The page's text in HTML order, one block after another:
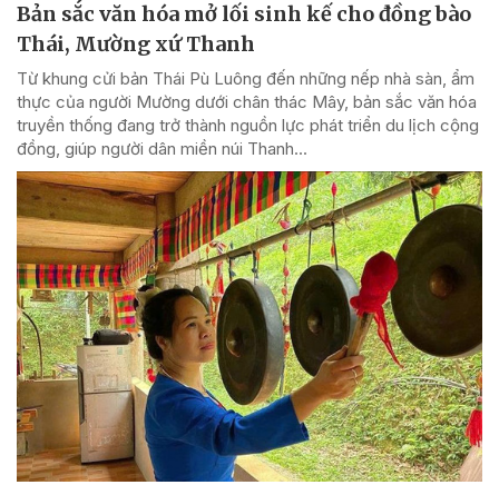
Bản sắc văn hóa mở lối sinh kế cho đồng bào
Thái, Mường xứ Thanh
Từ khung cửi bản Thái Pù Luông đến những nếp nhà sàn, ẩm
thực của người Mường dưới chân thác Mây, bản sắc văn hóa
truyền thống đang trở thành nguồn lực phát triển du lịch cộng
đồng, giúp người dân miền núi Thanh...